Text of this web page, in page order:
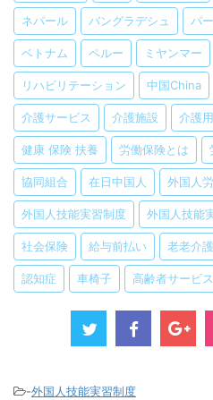
ネパール バングラデシュ パ
ベトナム ペルー ミヤンマー
リハビリテーション 中国China
介護サービス 介護施設 介護
健康 保険 扶養 労働保険とは
協同組合 在日中国人 外国人
外国人技能実習制度 外国人技能
社会保険 給与前払い 老老介護
認知症 車椅子 高齢者サービス
-外国人技能実習制度